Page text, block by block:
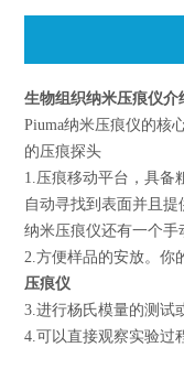
生物组织纳米压痕仪介
Piuma纳米压痕仪的核
的压痕探头
1.压痕移动平台，具备
自动寻找到表面并且
纳米压痕仪还有一个手
2.方便样品的安放。你
压痕仪
3.进行杨氏模量的测试
4.可以直接观察实验过